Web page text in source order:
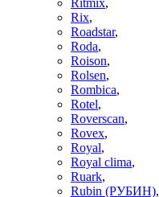
Rix,
Roadstar,
Roda,
Roison,
Rolsen,
Rombica,
Rotel,
Roverscan,
Rovex,
Royal,
Royal clima,
Ruark,
Rubin (РУБИН),